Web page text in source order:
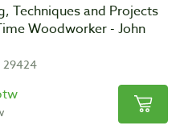
Techniques and Projects
Woodworker - John
29424